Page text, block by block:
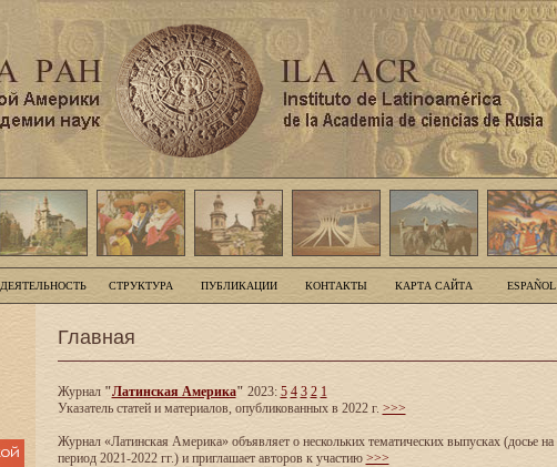
ДЕЯТЕЛЬНОСТЬ СТРУКТУРА ПУБЛИКАЦИИ КОНТАКТЫ КАРТА САЙТА ESPAÑOL
Главная
Журнал"Латинская Америка" 2023: 5 4 3 2 1
Указатель статей и материалов, опубликованных в 2022 г. >>>
Журнал «Латинская Америка» объявляет о нескольких тематических выпусках (досье на
период 2021-2022 гг.) и приглашает авторов к участию >>>